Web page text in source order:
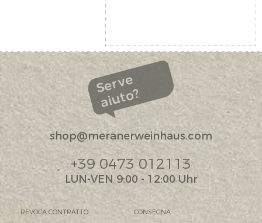
Serve
aiuto?
shop@meranerweinhaus.com
+39 0473 012113
LUN-VEN 9:00 - 12:00 Uhr
REVOCA CONTRATTO CONSEGNA